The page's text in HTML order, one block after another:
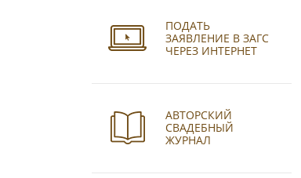
ПОДАТЬ
ЗАЯВЛЕНИЕ В ЗАГС
ЧЕРЕЗ ИНТЕРНЕТ
АВТОРСКИЙ
СВАДЕБНЫЙ
ЖУРНАЛ